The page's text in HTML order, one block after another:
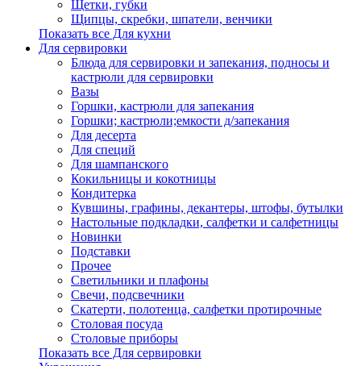
Щетки, губки
Щипцы, скребки, шпатели, венчики
Показать все Для кухни
Для сервировки
Блюда для сервировки и запекания, подносы и
кастрюли для сервировки
Вазы
Горшки, кастрюли для запекания
Горшки; кастрюли;емкости д/запекания
Для десерта
Для специй
Для шампанского
Кокильницы и кокотницы
Кондитерка
Кувшины, графины, декантеры, штофы, бутылки
Настольные подкладки, салфетки и салфетницы
Новинки
Подставки
Прочее
Светильники и плафоны
Свечи, подсвечники
Скатерти, полотенца, салфетки протирочные
Столовая посуда
Столовые приборы
Показать все Для сервировки